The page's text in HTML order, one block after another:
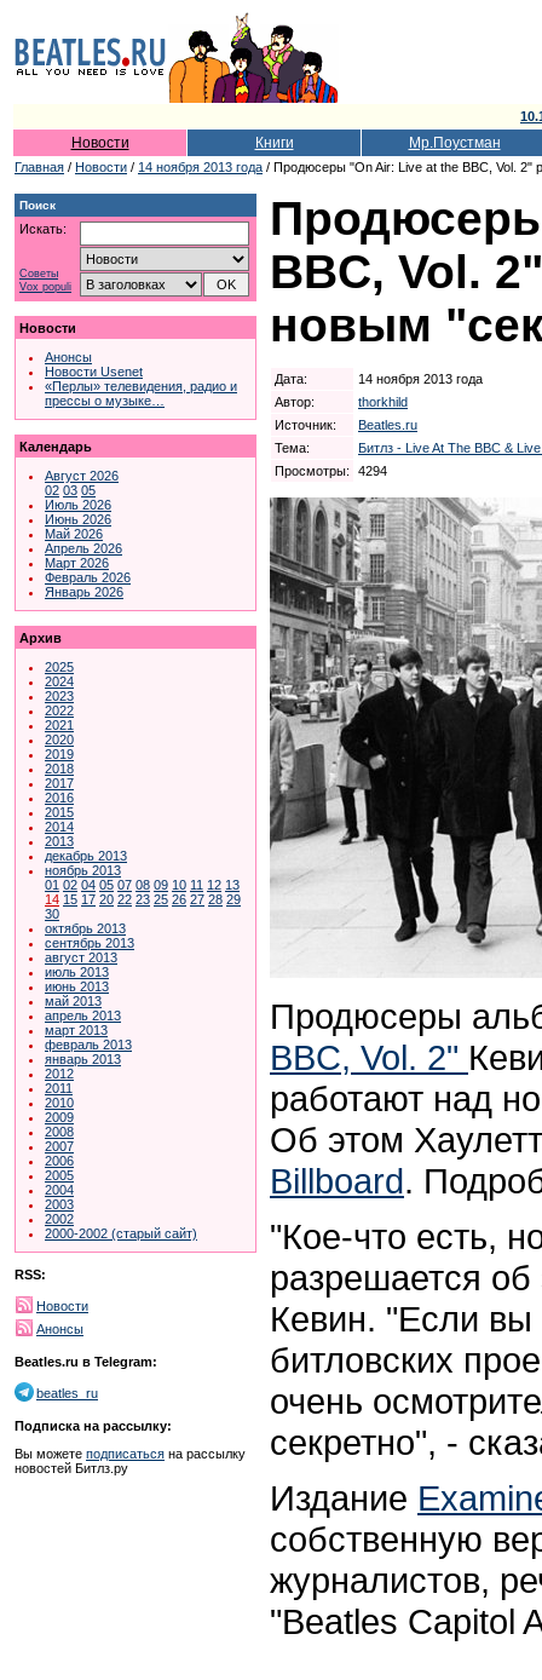
Новости Книги Мр.Поустман
Главная / Новости / 14 ноября 2013 года / Продюсеры "On Air: Live at the BBC, Vol. 2"
Поиск
Искать:
Советы
Vox populi
Новости
Анонсы
Новости Usenet
«Перлы» телевидения, радио и
прессы о музыке…
Календарь
Август 2026
02 03 05
Июль 2026
Июнь 2026
Май 2026
Апрель 2026
Март 2026
Февраль 2026
Январь 2026
Архив
2025
2024
2023
2022
2021
2020
2019
2018
2017
2016
2015
2014
2013
декабрь 2013
ноябрь 2013
01 02 04 05 07 08 09 10 11 12 13
14 15 17 20 22 23 25 26 27 28 29
30
октябрь 2013
сентябрь 2013
август 2013
июль 2013
июнь 2013
май 2013
апрель 2013
март 2013
февраль 2013
январь 2013
2012
2011
2010
2009
2008
2007
2006
2005
2004
2003
2002
2000-2002 (старый сайт)
RSS:
Новости
Анонсы
Beatles.ru в Telegram:
beatles_ru
Подписка на рассылку:
Вы можете подписаться на рассылку
новостей Битлз.ру
BBC, Vol.
новым
Дата:
14 ноября 2013 года
Автор:
thorkhild
Источник:
Beatles.ru
Тема:
Битлз - Live At The BBC &
Просмотры:
4294
Продюсеры
BBC, Vol. 2"
работают над
Об этом
Billboard.
"Кое-что есть,
разрешается об
Кевин. "Если вы
битловских
очень
секретно", -
Издание
собственную
журналистов,
"Beatles Capitol